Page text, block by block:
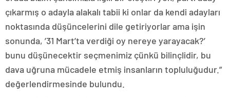
çıkarmış o adayla alakalı tabii ki onlar da kendi adayları
noktasında düşüncelerini dile getiriyorlar ama işin
sonunda, ’31 Mart’ta verdiği oy nereye yarayacak?’
bunu düşünecektir seçmenimiz çünkü bilinçlidir, bu
dava uğruna mücadele etmiş insanların topluluğudur.”
değerlendirmesinde bulundu.